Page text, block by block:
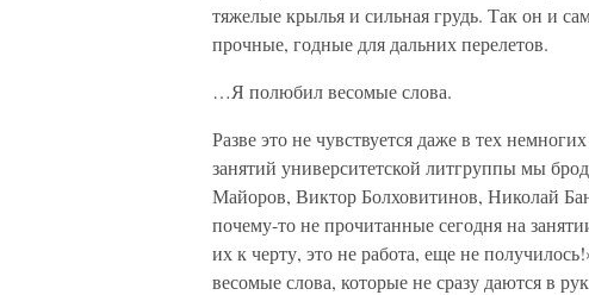
тяжелые крылья и сильная грудь. Так он и
прочные, годные для дальних перелетов.
…Я полюбил весомые слова.
Разве это не чувствуется даже в тех
занятий университетской литгруппы мы
Майоров, Виктор Болховитинов, Николай
почему-то не прочитанные сегодня на
их к черту, это не работа, еще не
весомые слова, которые не сразу даются в